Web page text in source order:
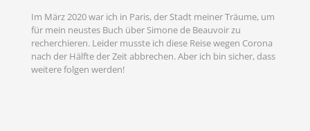
Im März 2020 war ich in Paris, der Stadt meiner Träume, um
für mein neustes Buch über Simone de Beauvoir zu
recherchieren. Leider musste ich diese Reise wegen Corona
nach der Hälfte der Zeit abbrechen. Aber ich bin sicher, dass
weitere folgen werden!